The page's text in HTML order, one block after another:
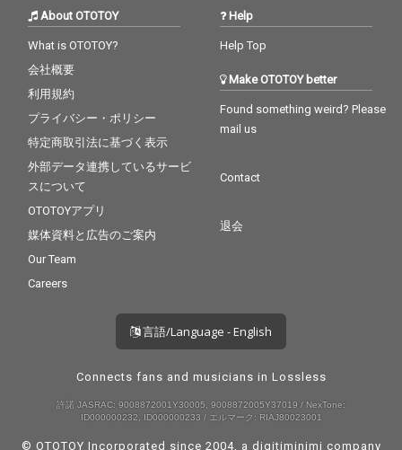
About OTOTOY
What is OTOTOY?
会社概要
利用規約
プライバシー・ポリシー
特定商取引法に基づく表示
外部データ連携しているサービ
スについて
OTOTOYアプリ
媒体資料と広告のご案内
Our Team
Careers
Help
Help Top
Make OTOTOY better
Found something weird? Please
mail us
Contact
退会
言語/Language - English
Connects fans and musicians in Lossless
許諾 JASRAC: 9008872001Y30005, 9008872005Y37019 / NexTone:
ID000000232, ID000000233 / エルマーク: RIAJ80023001
© OTOTOY Incorporated since 2004, a digitiminimi company